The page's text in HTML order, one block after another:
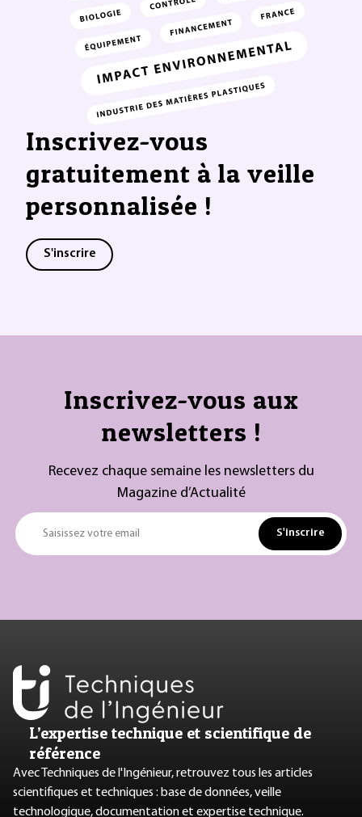
Inscrivez-vous
gratuitement à la veille
personnalisée !
S'inscrire
Inscrivez-vous aux
newsletters !
Recevez chaque semaine les newsletters du
Magazine d’Actualité
Saisissez votre email S'inscrire
L’expertise technique et scientifique de
référence
Avec Techniques de l'Ingénieur, retrouvez tous les articles
scientifiques et techniques : base de données, veille
technologique, documentation et expertise technique.